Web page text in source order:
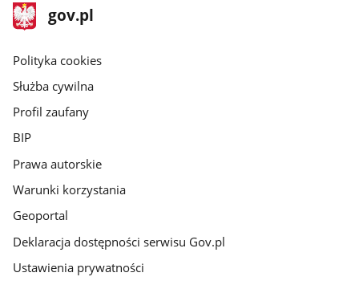
stopka
gov.pl
Strona
gov.pl
gov.pl
Polityka cookies
Służba cywilna
Profil zaufany
BIP
Prawa autorskie
Warunki korzystania
Geoportal
Deklaracja dostępności serwisu Gov.pl
Ustawienia prywatności